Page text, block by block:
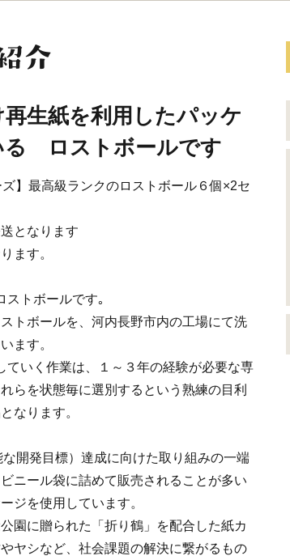
生紙を利用したパッケ
る ロストボールです
】最高級ランクのロストボール６個×2セ
となります
ます。
ストボールです｡
トボールを、河内長野市内の工場にて洗
ます。
ていく作業は、１～３年の経験が必要な専
らを状態毎に選別するという熟練の目利
なります。
開発目標）達成に向けた取り組みの一端
ニール袋に詰めて販売されることが多い
ジを使用しています。
園に贈られた「折り鶴」を配合した紙カ
ヤシなど、社会課題の解決に繋がるもの